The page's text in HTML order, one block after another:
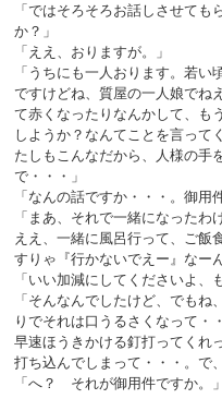
「ではそろそろお話しさせて
か？」
「ええ、おりますが。」
「うちにも一人おります。若
ですけどね、質屋の一人娘でね
て赤くなったりなんかして、も
しようか？なんてことを言って
たしもこんなだから、人様の手
で・・・」
「なんの話ですか・・・。御用
「まあ、それで一緒になったわ
ええ、一緒に風呂行って、ご飯
すりゃ『行かないでえー』なー
「いい加減にしてくださいよ、
「そんなんでしたけど、でも
りでそれは口うるさくなって・
早速ほうきかける釘打ってくれ
打ち込んでしまって・・・。で
「へ？ それが御用件ですか。」